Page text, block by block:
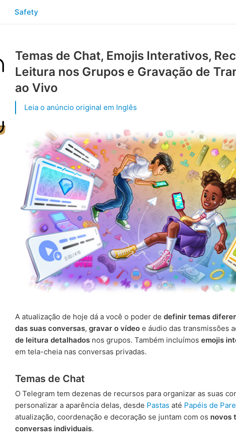
Safety
Temas de Chat, Emojis Interativos,
Leitura nos Grupos e Gravação de
ao Vivo
Leia o anúncio original em Inglês
A atualização de hoje dá a você o poder de definir temas
das suas conversas, gravar o vídeo e áudio das transmissões
de leitura detalhados nos grupos. Também incluímos emojis
em tela-cheia nas conversas privadas.
Temas de Chat
O Telegram tem dezenas de recursos para organizar as suas
personalizar a aparência delas, desde Pastas até Papéis de
atualização, coordenação e decoração se juntam com os novos
conversas individuais.